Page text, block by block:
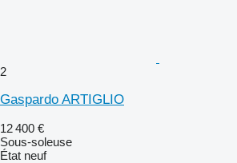
2
Gaspardo ARTIGLIO
12 400 €
Sous-soleuse
État neuf